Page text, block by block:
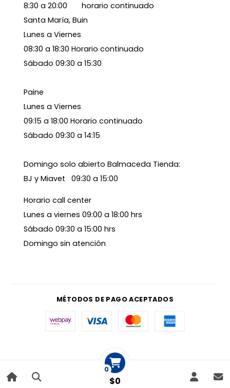
0
$0
8:30 a 20:00 horario continuado
Santa María, Buin
Lunes a Viernes
08:30 a 18:30 Horario continuado
Sábado 09:30 a 15:30
Paine
Lunes a Viernes
09:15 a 18:00 Horario continuado
Sábado 09:30 a 14:15
Domingo solo abierto Balmaceda Tienda:
BJ y Miavet 09:30 a 15:00
Horario call center
Lunes a viernes 09:00 a 18:00 hrs
Sábado 09:30 a 15:00 hrs
Domingo sin atención
MÉTODOS DE PAGO ACEPTADOS
|